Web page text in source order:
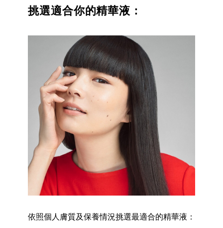
挑選適合你的精華液：
依照個人膚質及保養情況挑選最適合的精華液：